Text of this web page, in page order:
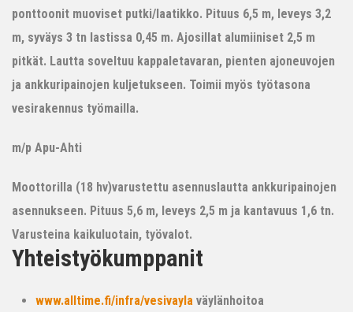
ponttoonit muoviset putki/laatikko. Pituus 6,5 m, leveys 3,2
m, syväys 3 tn lastissa 0,45 m. Ajosillat alumiiniset 2,5 m
pitkät. Lautta soveltuu kappaletavaran, pienten ajoneuvojen
ja ankkuripainojen kuljetukseen. Toimii myös työtasona
vesirakennus työmailla.
m/p Apu-Ahti
Moottorilla (18 hv)varustettu asennuslautta ankkuripainojen
asennukseen. Pituus 5,6 m, leveys 2,5 m ja kantavuus 1,6 tn.
Varusteina kaikuluotain, työvalot.
Yhteistyökumppanit
www.alltime.fi/infra/vesivayla väylänhoitoa